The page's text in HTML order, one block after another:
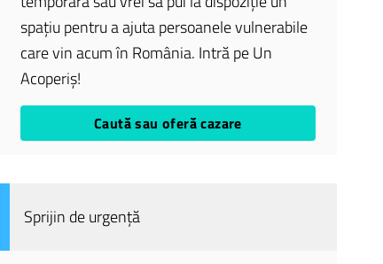
spațiu pentru a ajuta persoanele vulnerabile
care vin acum în România. Intră pe Un
Acoperiș!
Caută sau oferă cazare
Sprijin de urgență